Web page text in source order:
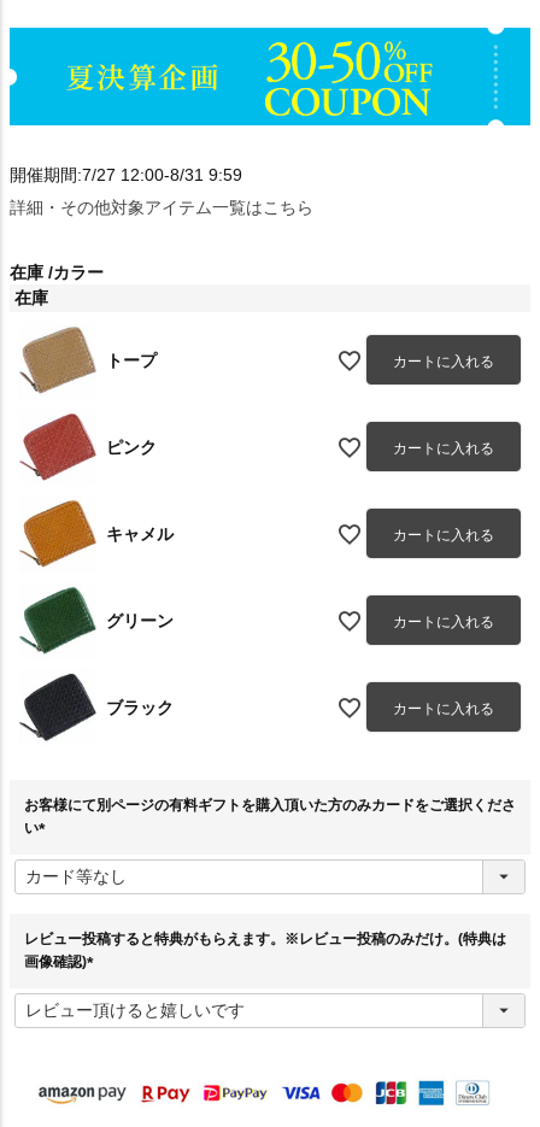
開催期間:7/27 12:00-8/31 9:59
詳細・その他対象アイテム一覧はこちら
在庫 カラー
在庫
トープ カートに入れる
ピンク カートに入れる
キャメル カートに入れる
グリーン カートに入れる
ブラック カートに入れる
お客様にて別ページの有料ギフトを購入頂いた方のみカードをご選択くださ
い
必
須
レビュー投稿すると特典がもらえます。※レビュー投稿のみだけ。(特典は
画像確認)
必
須